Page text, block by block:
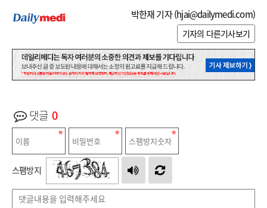
박한재 기자 (hjai@dailymedi.com)
기자의 다른기사보기
댓글 0
스팸방지